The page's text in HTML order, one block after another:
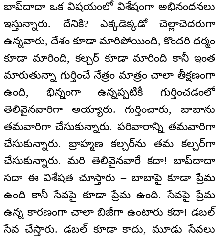
బాప్‌దాదా ఒక విషయంలో విశేషంగా అభినందనలు
ఇస్తున్నారు. దేనికి? ఎక్కడెక్కడో చెల్లాచెదరుగా
ఉన్నవారు, దేశం కూడా మారిపోయింది, కొందరి ధర్మం
కూడా మారింది, కల్చర్ కూడా మారింది కానీ ఇంత
మారుతున్నా గుర్తించే నేత్రం మాత్రం చాలా తీక్షణంగా
ఉంది, భిన్నంగా ఉన్నప్పటికీ గుర్తించడంలో
తెలివైనవారిగా అయ్యారు. గుర్తించారు, బాబాను
తమవారిగా చేసుకున్నారు. పరివారాన్ని తమవారిగా
చేసుకున్నారు. బ్రాహ్మణ కల్చర్‌ను తమ కల్చర్‌గా
చేసుకున్నారు. మరి తెలివైనవారే కదా! బాప్‌దాదా
సదా ఈ విశేషత చూస్తారు – బాబాపై కూడా ప్రేమ
ఉంది కానీ సేవపై కూడా ప్రేమ ఉంది. సేవపై ప్రేమ
ఉన్న కారణంగా చాలా బిజీగా ఉంటారు కదా! డబల్
సేవ చేస్తారు. డబల్ కూడా కాదు, మూడు సేవలు